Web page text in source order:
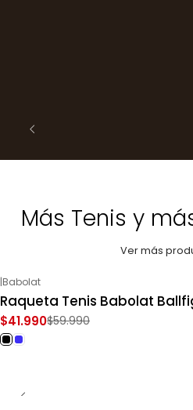
Más Tenis y
Ver más
-30%OFF
|Babolat
Raqueta Tenis Babolat
$41.990$59.990